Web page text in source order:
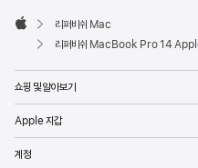
Apple
리퍼비쉬 Mac
쇼핑 및 알아보기
Apple 지갑
계정